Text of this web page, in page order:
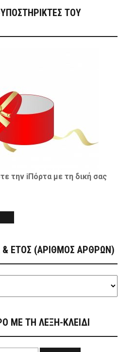
ΤΟΥ
την iΠόρτα με τη δική σας
& ΕΤΟΣ (ΑΡΙΘΜΟΣ ΑΡΘΡΩΝ)
ΜΕ ΤΗ ΛΕΞΗ-ΚΛΕΙΔΙ